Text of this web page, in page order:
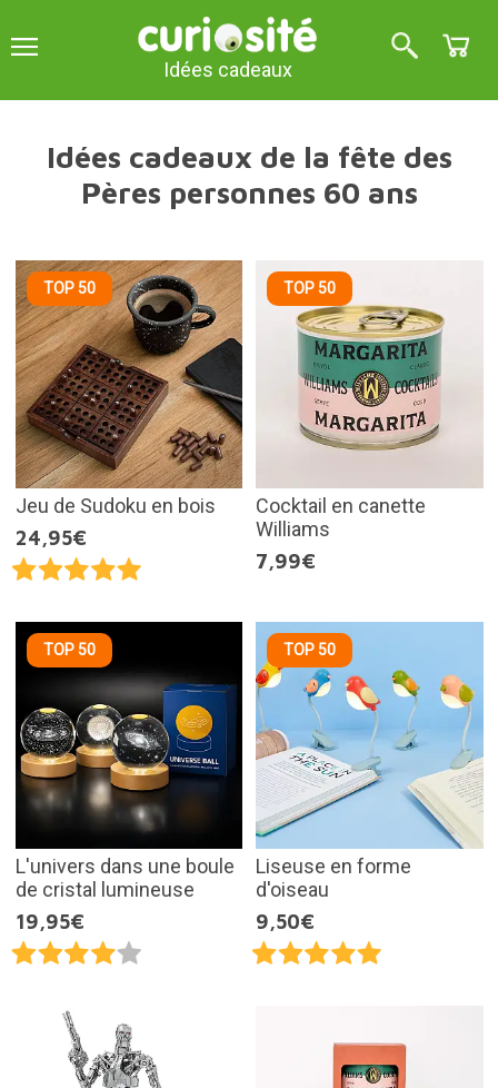
Idées cadeaux
Idées cadeaux de la fête des
Pères personnes 60 ans
TOP 50
Jeu de Sudoku en bois
24,95€
TOP 50
Cocktail en canette
Williams
7,99€
TOP 50
L'univers dans une boule
de cristal lumineuse
19,95€
TOP 50
Liseuse en forme
d'oiseau
9,50€